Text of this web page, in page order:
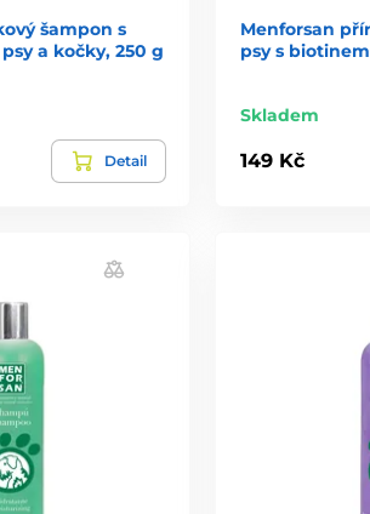
šampon s
a kočky, 250 g
Detail
Menforsan
psy s
Skladem
149 Kč